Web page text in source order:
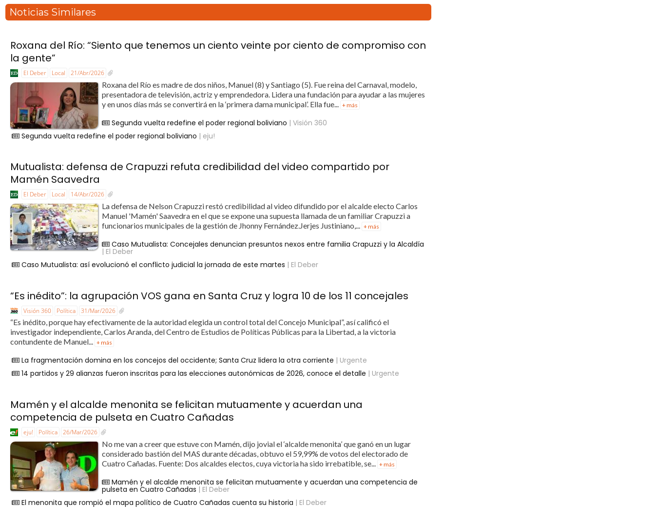
Noticias Similares
Roxana del Río: “Siento que tenemos un ciento veinte por ciento de compromiso con
la gente”
El Deber Local 21/Abr/2026
Roxana del Río es madre de dos niños, Manuel (8) y Santiago (5). Fue reina del Carnaval, modelo,
presentadora de televisión, actriz y emprendedora. Lidera una fundación para ayudar a las mujeres
y en unos días más se convertirá en la ‘primera dama municipal’. Ella fue...
+ más
Segunda vuelta redefine el poder regional boliviano | Visión 360
Segunda vuelta redefine el poder regional boliviano | eju!
Mutualista: defensa de Crapuzzi refuta credibilidad del video compartido por
Mamén Saavedra
El Deber Local 14/Abr/2026
La defensa de Nelson Crapuzzi restó credibilidad al video difundido por el alcalde electo Carlos
Manuel 'Mamén' Saavedra en el que se expone una supuesta llamada de un familiar Crapuzzi a
funcionarios municipales de la gestión de Jhonny Fernández.Jerjes Justiniano,... + más
Caso Mutualista: Concejales denuncian presuntos nexos entre familia Crapuzzi y la Alcaldía
| El Deber
Caso Mutualista: así evolucionó el conflicto judicial la jornada de este martes | El Deber
“Es inédito”: la agrupación VOS gana en Santa Cruz y logra 10 de los 11 concejales
Visión 360 Política 31/Mar/2026
“Es inédito, porque hay efectivamente de la autoridad elegida un control total del Concejo Municipal”, así calificó el
investigador independiente, Carlos Aranda, del Centro de Estudios de Políticas Públicas para la Libertad, a la victoria
contundente de Manuel... + más
La fragmentación domina en los concejos del occidente; Santa Cruz lidera la otra corriente | Urgente
14 partidos y 29 alianzas fueron inscritas para las elecciones autonómicas de 2026, conoce el detalle | Urgente
Mamén y el alcalde menonita se felicitan mutuamente y acuerdan una
competencia de pulseta en Cuatro Cañadas
eju! Política 26/Mar/2026
No me van a creer que estuve con Mamén, dijo jovial el ‘alcalde menonita’ que ganó en un lugar
considerado bastión del MAS durante décadas, obtuvo el 59,99% de votos del electorado de
Cuatro Cañadas. Fuente: Dos alcaldes electos, cuya victoria ha sido irrebatible, se...
+ más
Mamén y el alcalde menonita se felicitan mutuamente y acuerdan una competencia de
pulseta en Cuatro Cañadas | El Deber
El menonita que rompió el mapa político de Cuatro Cañadas cuenta su historia | El Deber